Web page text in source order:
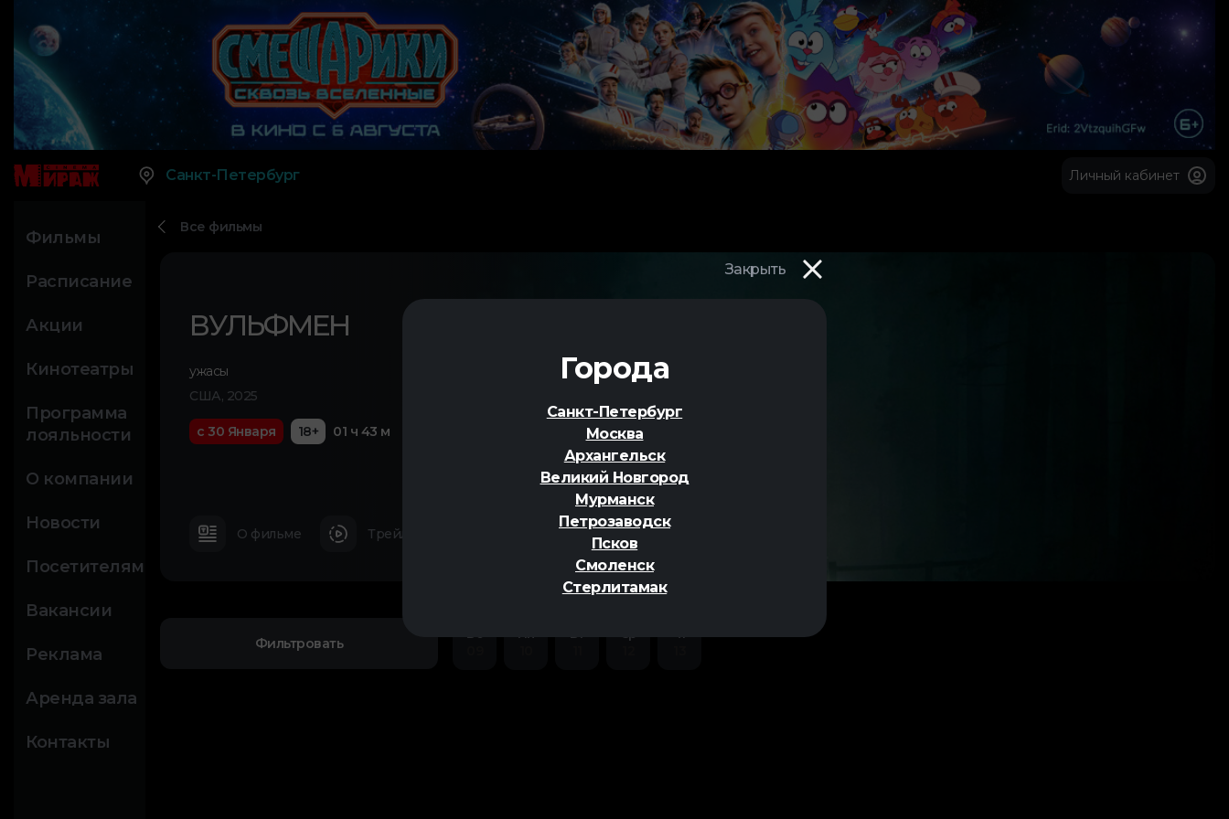
Закрыть
Города
Санкт-Петербург
Москва
Архангельск
Великий Новгород
Мурманск
Петрозаводск
Псков
Смоленск
Стерлитамак
Санкт-Петербург Личный кабинет
Фильмы
Расписание
Акции
Кинотеатры
Программа
лояльности
О компании
Новости
Посетителям
Вакансии
Реклама
Аренда зала
Контакты
Все фильмы
ВУЛЬФМЕН
ужасы
США, 2025
с 30 Января 18+ 01 ч 43 м
О фильме Трейлер
Фильтровать
Вс
Пн
Вт
Ср
Чт